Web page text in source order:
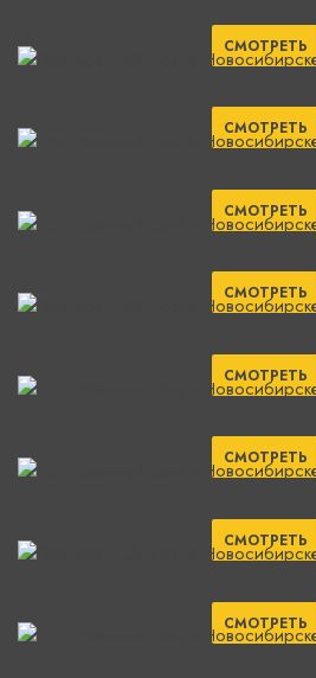
СМОТРЕТЬ
СМОТРЕТЬ
СМОТРЕТЬ
СМОТРЕТЬ
СМОТРЕТЬ
СМОТРЕТЬ
СМОТРЕТЬ
СМОТРЕТЬ